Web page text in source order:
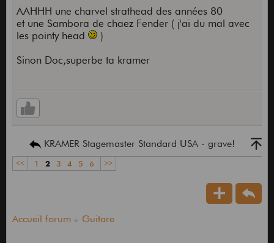
- Hamer SS1 (j'ai)
- Hamer Centaura Marble (j'aurai)
- Kramer Sambora (parceque je suporte que les
- Charvel strat
AAHHH une charvel strathead des années 80
et une Sambora de chaez Fender ( j'ai du mal avec
les pointy head
)
Sinon Doc,superbe ta kramer
KRAMER Stagemaster Standard USA - grave!
<< 1 2 3 4 5 6 >>
Accueil forum Guitare